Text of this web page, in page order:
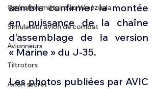
Opération militaire au Vénézuela
Simulateur avion de combat
Avionneurs
Tiltrotors
Avion secret
semble confirmer la montée
en puissance de la chaîne
d’assemblage de la version
« Marine » du J-35.
Les photos publiées par AVIC